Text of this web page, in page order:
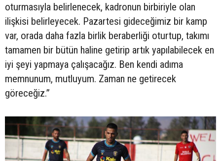
oturmasıyla belirlenecek, kadronun birbiriyle olan
ilişkisi belirleyecek. Pazartesi gideceğimiz bir kamp
var, orada daha fazla birlik beraberliği oturtup, takımı
tamamen bir bütün haline getirip artık yapılabilecek en
iyi şeyi yapmaya çalışacağız. Ben kendi adıma
memnunum, mutluyum. Zaman ne getirecek
göreceğiz.”